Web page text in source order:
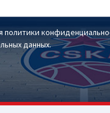
политики
данных.